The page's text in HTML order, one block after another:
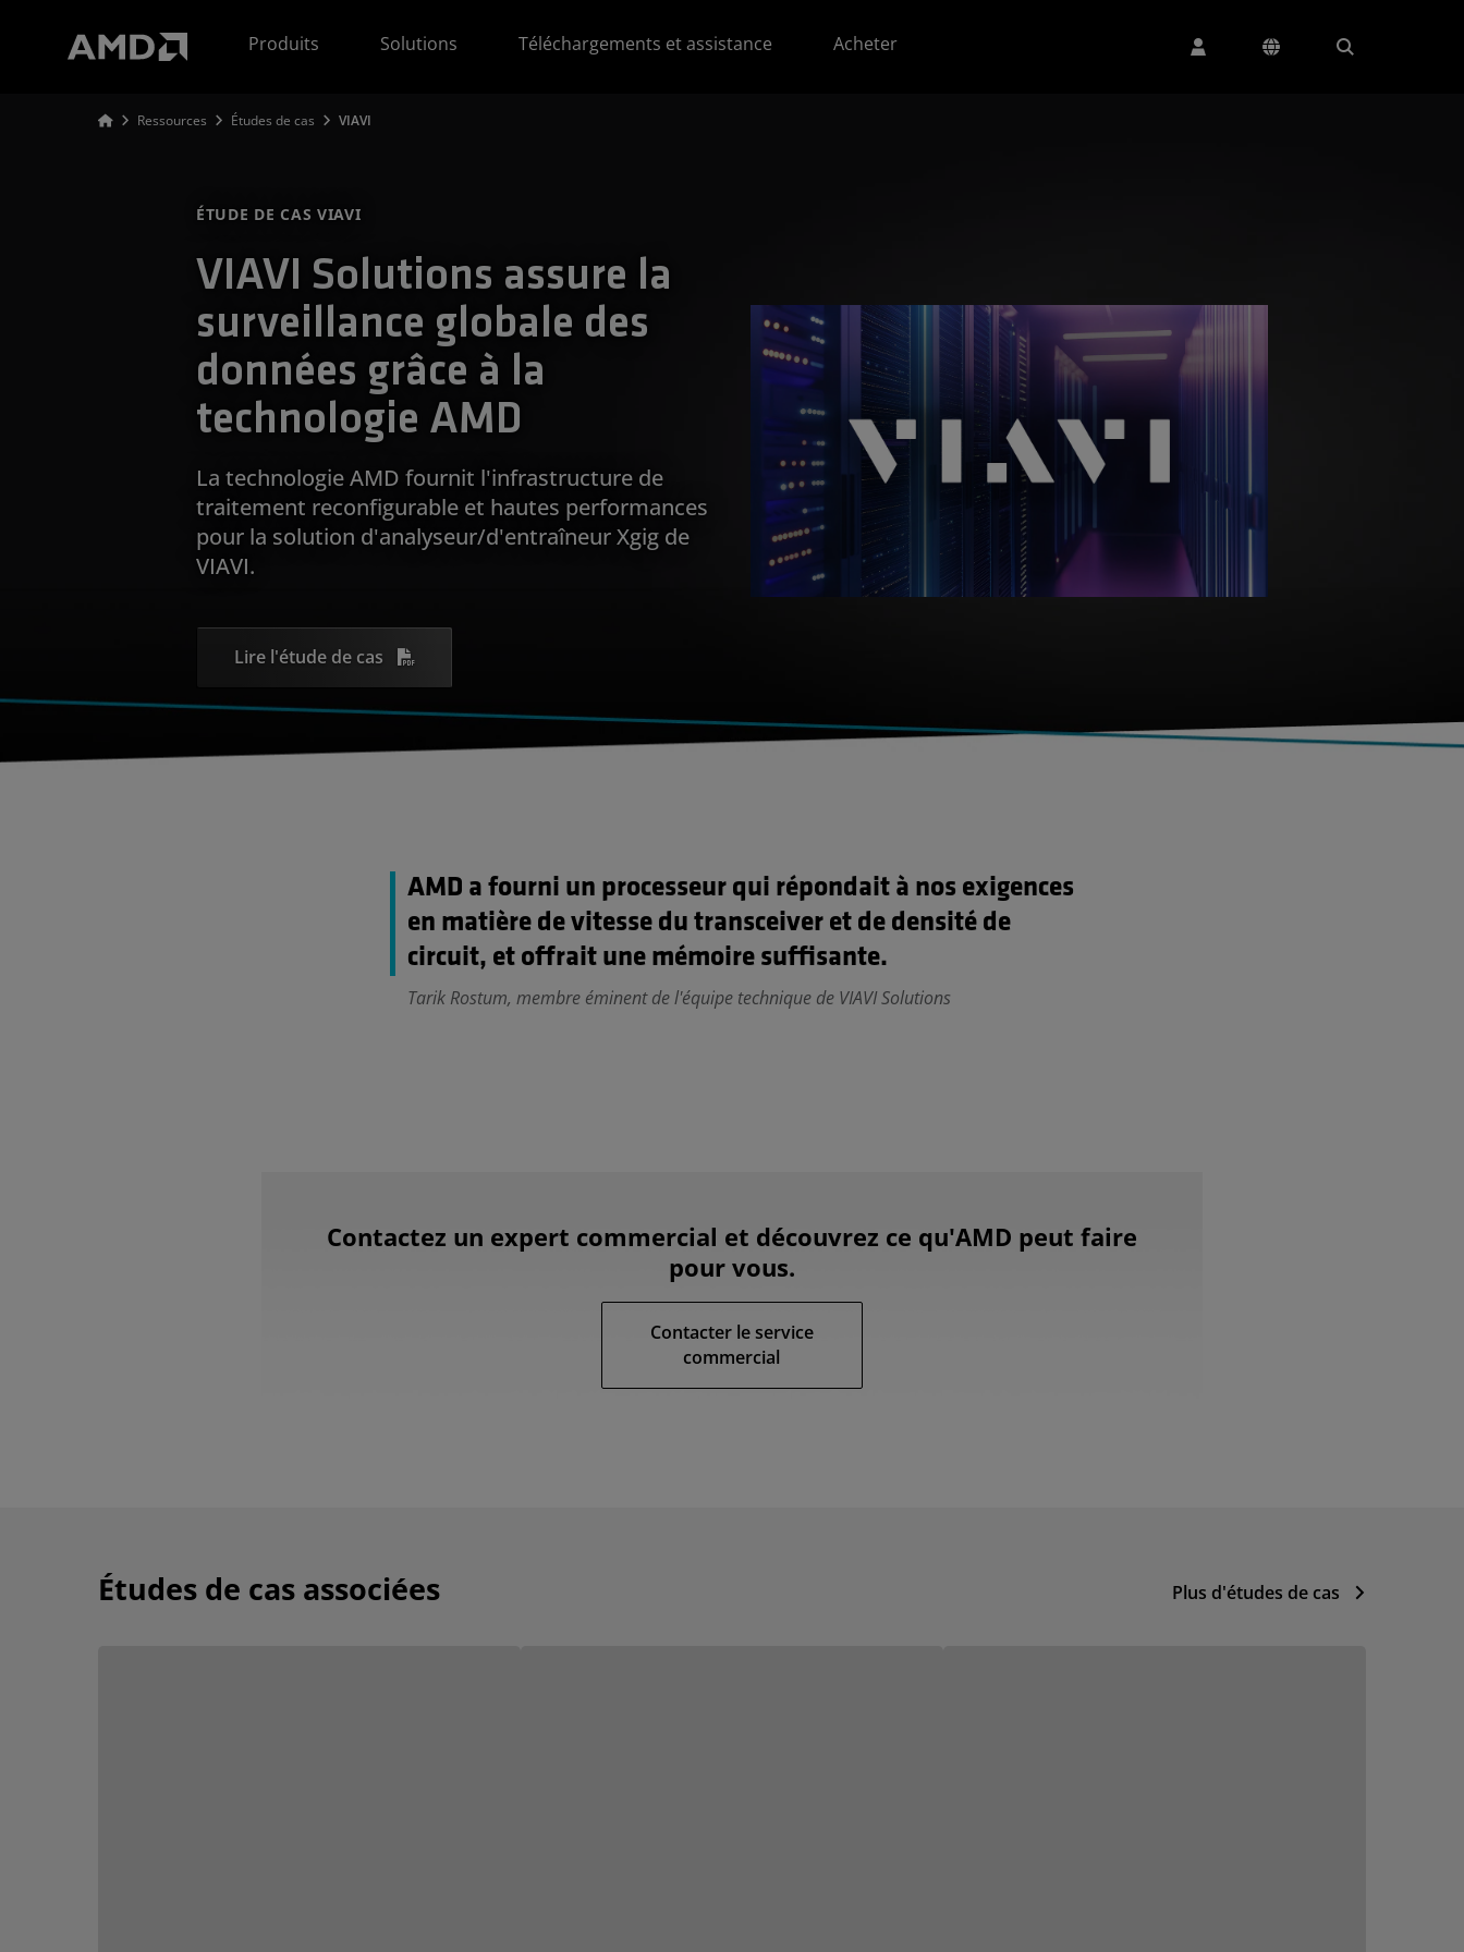
Produits
Solutions Téléchargements et assistance Acheter
Ressources Études de cas VIAVI
ÉTUDE DE CAS VIAVI
VIAVI Solutions assure la
surveillance globale des
données grâce à la
technologie AMD
La technologie AMD fournit l'infrastructure de
traitement reconfigurable et hautes performances
pour la solution d'analyseur/d'entraîneur Xgig de
VIAVI.
Lire l'étude de cas
AMD a fourni un processeur qui répondait à nos exigences
en matière de vitesse du transceiver et de densité de
circuit, et offrait une mémoire suffisante.
Tarik Rostum, membre éminent de l'équipe technique de VIAVI Solutions
Contactez un expert commercial et découvrez ce qu'AMD peut faire
pour vous.
Contacter le service
commercial
Études de cas associées Plus d'études de cas